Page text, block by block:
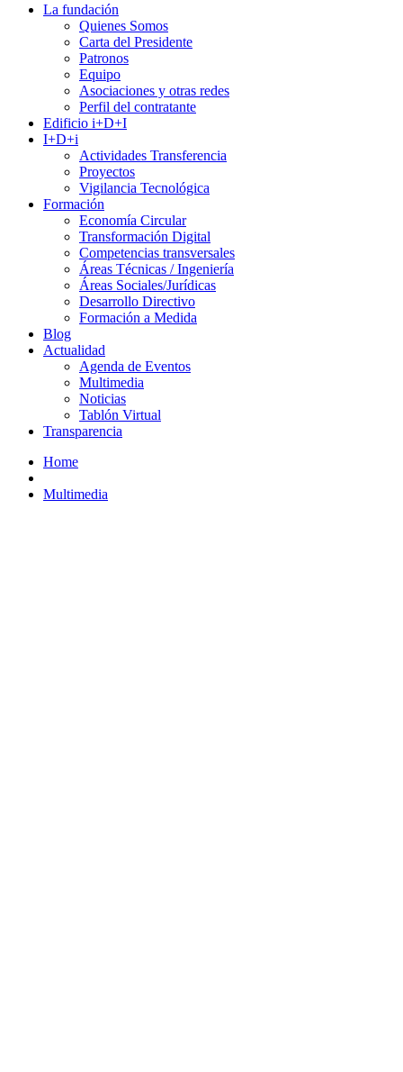
La fundación
Quienes Somos
Carta del Presidente
Patronos
Equipo
Asociaciones y otras redes
Perfil del contratante
Edificio i+D+I
I+D+i
Actividades Transferencia
Proyectos
Vigilancia Tecnológica
Formación
Economía Circular
Transformación Digital
Competencias transversales
Áreas Técnicas / Ingeniería
Áreas Sociales/Jurídicas
Desarrollo Directivo
Formación a Medida
Blog
Actualidad
Agenda de Eventos
Multimedia
Noticias
Tablón Virtual
Transparencia
Home
Multimedia